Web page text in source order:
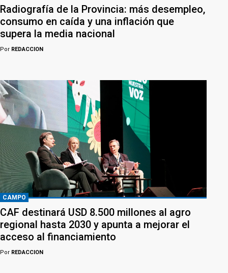
Radiografía de la Provincia: más desempleo,
consumo en caída y una inflación que
supera la media nacional
Por REDACCION
CAMPO
CAF destinará USD 8.500 millones al agro
regional hasta 2030 y apunta a mejorar el
acceso al financiamiento
Por REDACCION